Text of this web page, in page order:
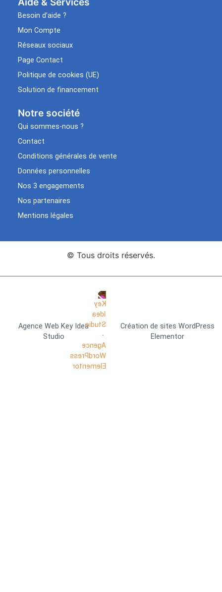
Besoin d’aide ?
Mon Compte
Réseaux sociaux
Page Contact
Politique de cookies (UE)
Solution de financement
Notre société
Qui sommes-nous ?
Contact
Conditions générales de vente
Données personnelles
Nos 3 engagements
Nos partenaires
Mentions légales
© Tous droits réservés.
Agence Web Key Idea
Studio
Création de sites WordPress
Elementor